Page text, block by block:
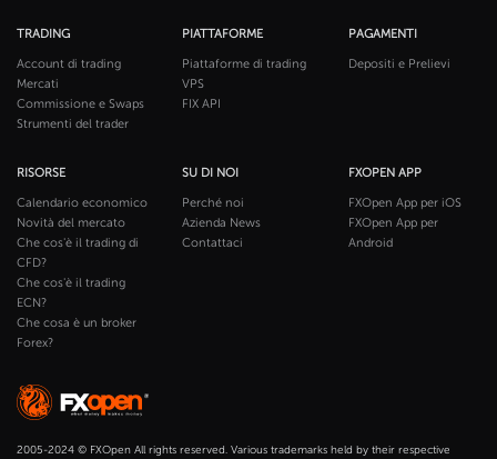
TRADING
Account di trading
Mercati
Commissione e Swaps
Strumenti del trader
PIATTAFORME
Piattaforme di trading
VPS
FIX API
PAGAMENTI
Depositi e Prelievi
RISORSE
Calendario economico
Novità del mercato
Che cos'è il trading di
CFD?
Che cos'è il trading
ECN?
Che cosa è un broker
Forex?
SU DI NOI
Perché noi
Azienda News
Contattaci
FXOPEN APP
FXOpen App per iOS
FXOpen App per
Android
2005-2024 © FXOpen All rights reserved. Various trademarks held by their respective